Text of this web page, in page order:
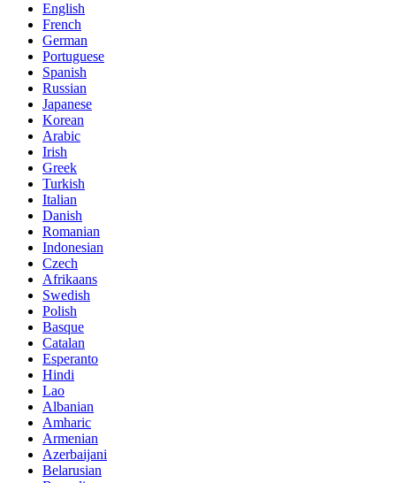
English
French
German
Portuguese
Spanish
Russian
Japanese
Korean
Arabic
Irish
Greek
Turkish
Italian
Danish
Romanian
Indonesian
Czech
Afrikaans
Swedish
Polish
Basque
Catalan
Esperanto
Hindi
Lao
Albanian
Amharic
Armenian
Azerbaijani
Belarusian